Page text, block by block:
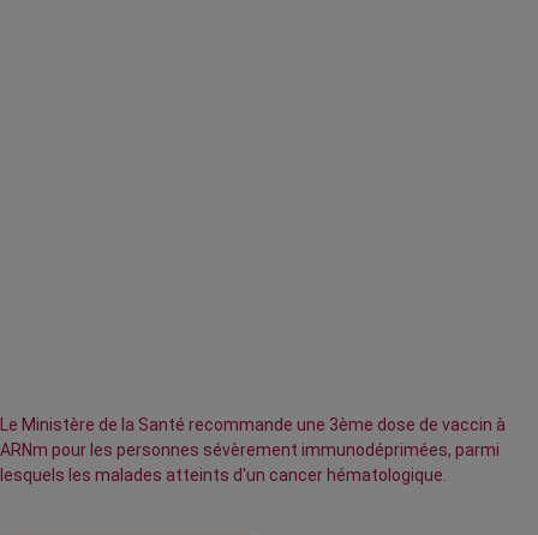
Le Ministère de la Santé recommande une 3ème dose de vaccin à
ARNm pour les personnes sévèrement immunodéprimées, parmi
lesquels les malades atteints d'un cancer hématologique.